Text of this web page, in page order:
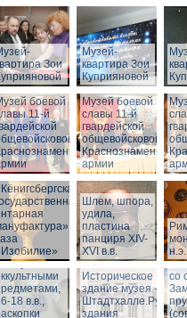
Зои
Музей-
квартира Зои
Куприяновой
боевой
11-й
Музей боевой
славы 11-й
гвардейской
общевойсковой
Краснознаменной
армии
-
Шлем, шпора,
удила,
пластина
панциря XIV-
XVI в.в.
с
18 в.в.,
Историческое
здание музея -
Штадтхалле.Руины
здания
-
со